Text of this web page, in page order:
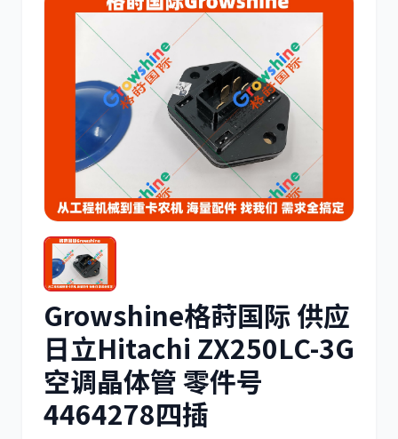
沃尔沃 康明斯
日立 久保田
博世
洋马
Growshine格莳国际 供应
日立Hitachi ZX250LC-3G
空调晶体管 零件号
4464278四插